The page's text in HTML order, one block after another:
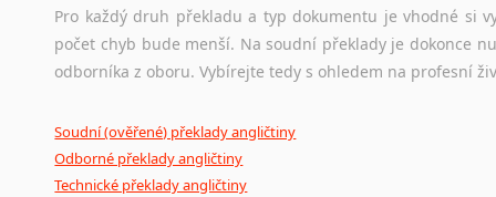
Pro každý druh překladu a typ dokumentu je vhodné si
počet chyb bude menší. Na soudní překlady je dokonce
odborníka z oboru. Vybírejte tedy s ohledem na profesní
Soudní (ověřené) překlady angličtiny
Odborné překlady angličtiny
Technické překlady angličtiny